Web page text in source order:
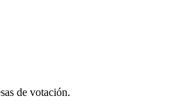
de votación.